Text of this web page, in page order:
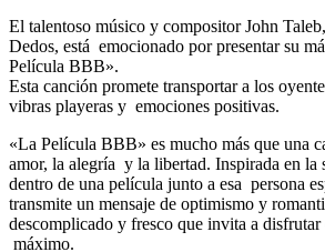
El talentoso músico y compositor John
Dedos, está emocionado por presentar su
Película BBB».
Esta canción promete transportar a los
vibras playeras y emociones positivas.
«La Película BBB» es mucho más que una
amor, la alegría y la libertad. Inspirada en la
dentro de una película junto a esa persona
transmite un mensaje de optimismo y
descomplicado y fresco que invita a disfrutar
máximo.